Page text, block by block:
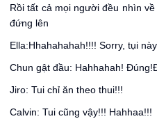
Rồi tất cả mọi người đều nhìn
đứng lên
Ella:Hhahahahah!!!! Sorry, tụi
Chun gật đầu: Hahhahah!
Jiro: Tui chỉ ăn theo thui!!!
Calvin: Tui cũng vậy!!! Hahhaa!!!